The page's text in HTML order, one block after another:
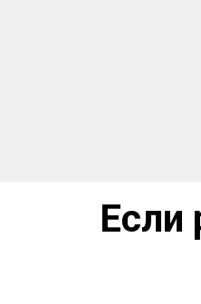
Если